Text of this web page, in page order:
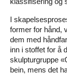
I
former for hånd,
dem med
inn i stoffet for å
skulpturgruppe
bein, mens det